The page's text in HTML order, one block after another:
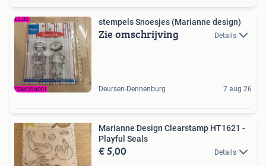
stempels Snoesjes (Marianne design)
Zie omschrijving Details
Deursen-Dennenburg 7 aug 26
Marianne Design Clearstamp HT1621 -
Playful Seals
€ 5,00 Details